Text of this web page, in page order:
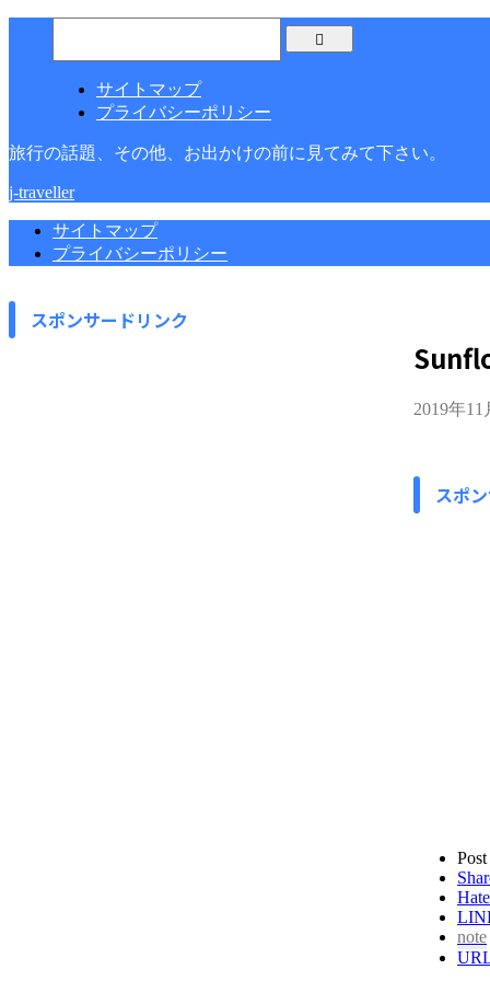
サイトマップ
プライバシーポリシー
旅行の話題、その他、お出かけの前に見てみて下さい。
j-traveller
サイトマップ
プライバシーポリシー
2019年11
スポ
Post
note
スポンサードリンク